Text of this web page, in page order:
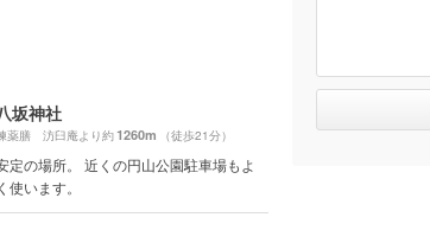
坂神社
薬膳 汸臼庵より約1260m （徒歩21分）
定の場所。 近くの円山公園駐車場もよ
く使います。